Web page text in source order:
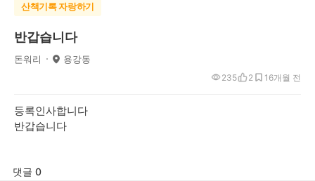
산책기록 자랑하기
반갑습니다
돈워리 용강동
6개월 전
235 2 1
등록인사합니다
반갑습니다
댓글 0